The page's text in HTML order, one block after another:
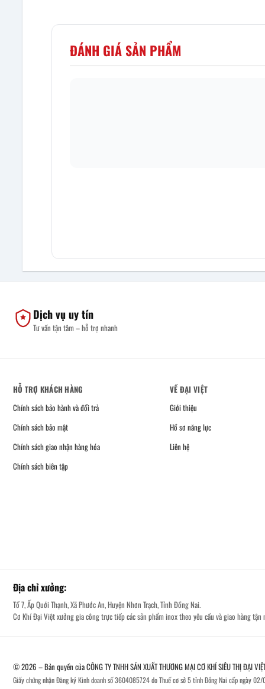
ĐÁNH GIÁ SẢN PHẨM
Dịch vụ uy tín
Tư vấn tận tâm – hỗ trợ nhanh
HỖ TRỢ KHÁCH HÀNG
Chính sách bảo hành và đổi trả
Chính sách bảo mật
Chính sách giao nhận hàng hóa
Chính sách biên tập
VỀ ĐẠI VIỆT
Giới thiệu
Hồ sơ năng lực
Liên hệ
Địa chỉ xưởng:
Tổ 7, Ấp Quới Thạnh, Xã Phước An, Huyện Nhơn Trạch, Tỉnh Đồng Nai.
Cơ Khí Đại Việt xưởng gia công trực tiếp các sản phẩm inox theo yêu cầu và giao hàng tận
© 2026 – Bản quyền của CÔNG TY TNHH SẢN XUẤT THƯƠNG MẠI CƠ KHÍ SIÊU THỊ ĐẠI
Giấy chứng nhận Đăng ký Kinh doanh số 3604085724 do Thuế cơ sở 5 tỉnh Đồng Nai cấp ngày